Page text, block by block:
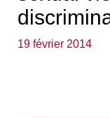
19 février 2014